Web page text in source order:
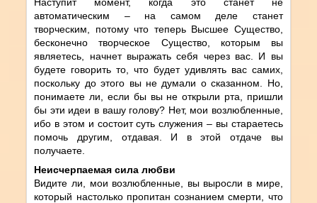
автоматическим – на самом деле станет
творческим, потому что теперь Высшее Существо,
бесконечно творческое Существо, которым вы
являетесь, начнет выражать себя через вас. И вы
будете говорить то, что будет удивлять вас самих,
поскольку до этого вы не думали о сказанном. Но,
понимаете ли, если бы вы не открыли рта, пришли
бы эти идеи в вашу голову? Нет, мои возлюбленные,
ибо в этом и состоит суть служения – вы стараетесь
помочь другим, отдавая. И в этой отдаче вы
получаете.
Неисчерпаемая сила любви
Видите ли, мои возлюбленные, вы выросли в мире,
который настолько пропитан сознанием смерти, что